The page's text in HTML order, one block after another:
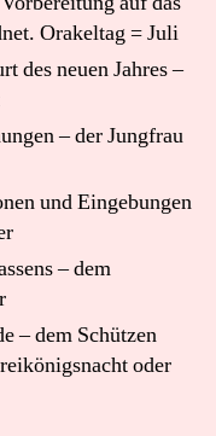
Orakeltag = Juli
des neuen Jahres –
– der Jungfrau
und Eingebungen
– dem
– dem Schützen
oder